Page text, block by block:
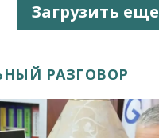
Загрузить еще
РАЗГОВОР